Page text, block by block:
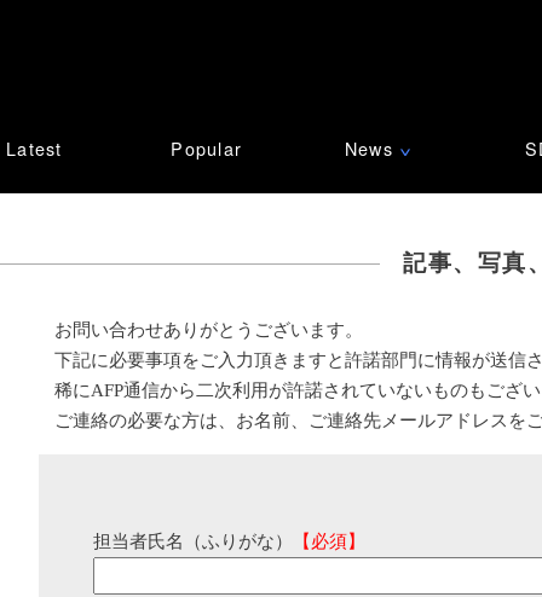
Latest Popular News ∨
記事、写真
お問い合わせありがとうございます。
下記に必要事項をご入力頂きますと許諾部門に情報が送信
稀にAFP通信から二次利用が許諾されていないものもござ
ご連絡の必要な方は、お名前、ご連絡先メールアドレスを
担当者氏名（ふりがな） 【必須】